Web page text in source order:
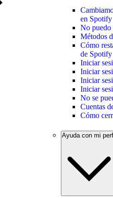
en Spotify
No puedo
Métodos
Cómo
de Spotify
Iniciar
Iniciar
Iniciar
Iniciar
No se
Cuentas
Cómo
Ayuda con mi